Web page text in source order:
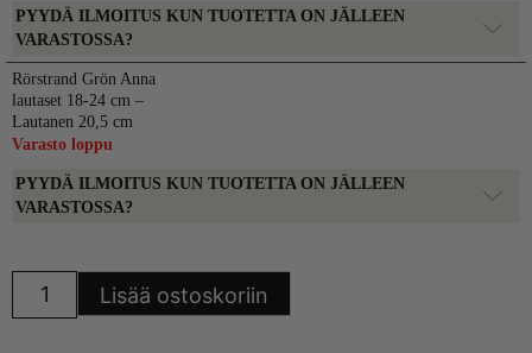
PYYDÄ ILMOITUS KUN TUOTETTA ON JÄLLEEN
VARASTOSSA?
Rörstrand Grön Anna
lautaset 18-24 cm –
Lautanen 20,5 cm
Varasto loppu
PYYDÄ ILMOITUS KUN TUOTETTA ON JÄLLEEN
VARASTOSSA?
Lisää ostoskoriin